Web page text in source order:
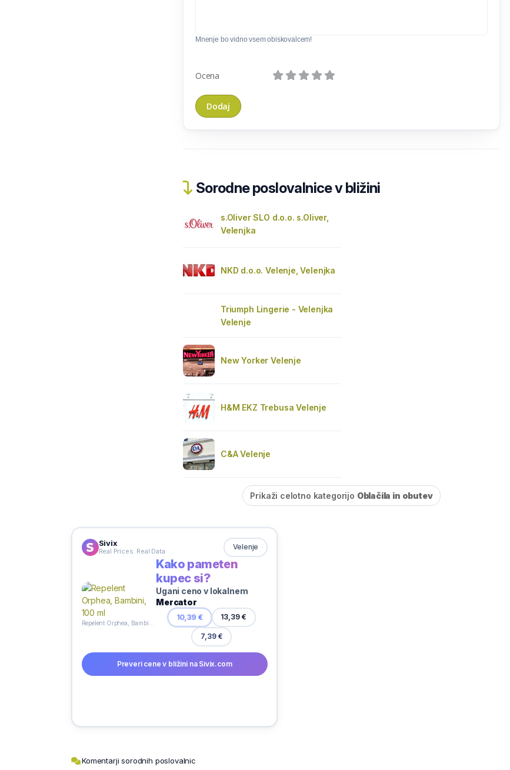
Mnenje bo vidno vsem obiskovalcem!
Ocena
Sorodne poslovalnice v bližini
s.Oliver SLO d.o.o. s.Oliver,
Velenjka
NKD d.o.o. Velenje, Velenjka
Triumph Lingerie - Velenjka
Velenje
New Yorker Velenje
H&M EKZ Trebusa Velenje
C&A Velenje
Prikaži celotno kategorijo Oblačila in obutev
Sivix
Real Prices. Real Data Velenje
Kako pameten
kupec si?
Ugani ceno v lokalnem
Mercator
10,39 € 13,39 €
7,39 €
Preveri cene v bližini na Sivix.com
Komentarji sorodnih poslovalnic